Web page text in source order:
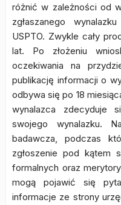
różnić w zależności od
zgłaszanego
USPTO. Zwykle cały
lat. Po złożeniu
oczekiwania na
publikację informacji o
odbywa się po 18
wynalazca zdecyduje
swojego wynalazku.
badawcza, podczas
zgłoszenie pod kątem
formalnych oraz
mogą pojawić się
informacje ze strony